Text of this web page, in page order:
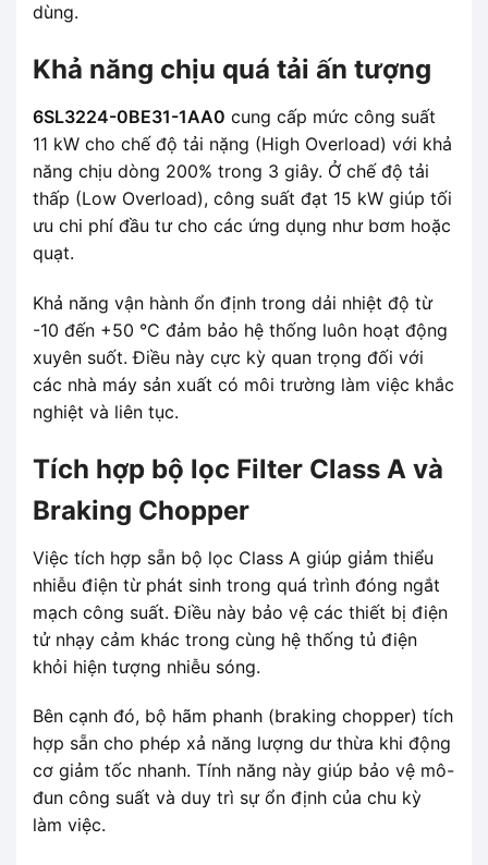
dùng.
Khả năng chịu quá tải ấn tượng
6SL3224-0BE31-1AA0 cung cấp mức công suất
11 kW cho chế độ tải nặng (High Overload) với khả
năng chịu dòng 200% trong 3 giây. Ở chế độ tải
thấp (Low Overload), công suất đạt 15 kW giúp tối
ưu chi phí đầu tư cho các ứng dụng như bơm hoặc
quạt.
Khả năng vận hành ổn định trong dải nhiệt độ từ
-10 đến +50 °C đảm bảo hệ thống luôn hoạt động
xuyên suốt. Điều này cực kỳ quan trọng đối với
các nhà máy sản xuất có môi trường làm việc khắc
nghiệt và liên tục.
Tích hợp bộ lọc Filter Class A và
Braking Chopper
Việc tích hợp sẵn bộ lọc Class A giúp giảm thiểu
nhiễu điện từ phát sinh trong quá trình đóng ngắt
mạch công suất. Điều này bảo vệ các thiết bị điện
tử nhạy cảm khác trong cùng hệ thống tủ điện
khỏi hiện tượng nhiễu sóng.
Bên cạnh đó, bộ hãm phanh (braking chopper) tích
hợp sẵn cho phép xả năng lượng dư thừa khi động
cơ giảm tốc nhanh. Tính năng này giúp bảo vệ mô-
đun công suất và duy trì sự ổn định của chu kỳ
làm việc.